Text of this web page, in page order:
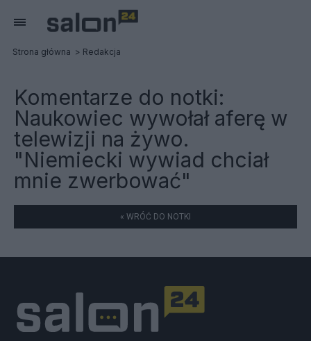
Strona główna Redakcja
Komentarze do notki:
Naukowiec wywołał aferę w
telewizji na żywo.
"Niemiecki wywiad chciał
mnie zwerbować"
« WRÓĆ DO NOTKI